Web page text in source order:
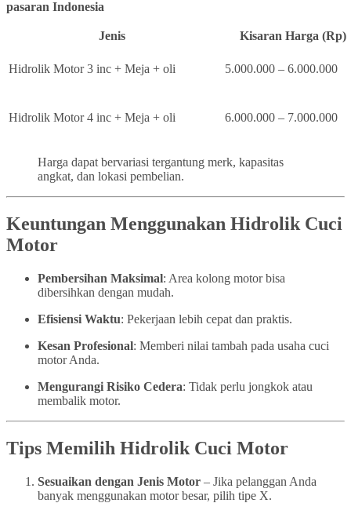
pasaran Indonesia
Jenis Kisaran Harga (Rp)
Hidrolik Motor 3 inc + Meja + oli 5.000.000 – 6.000.000
Hidrolik Motor 4 inc + Meja + oli 6.000.000 – 7.000.000
Harga dapat bervariasi tergantung merk, kapasitas
angkat, dan lokasi pembelian.
Keuntungan Menggunakan Hidrolik Cuci
Motor
Pembersihan Maksimal: Area kolong motor bisa
dibersihkan dengan mudah.
Efisiensi Waktu: Pekerjaan lebih cepat dan praktis.
Kesan Profesional: Memberi nilai tambah pada usaha cuci
motor Anda.
Mengurangi Risiko Cedera: Tidak perlu jongkok atau
membalik motor.
Tips Memilih Hidrolik Cuci Motor
Sesuaikan dengan Jenis Motor – Jika pelanggan Anda
banyak menggunakan motor besar, pilih tipe X.